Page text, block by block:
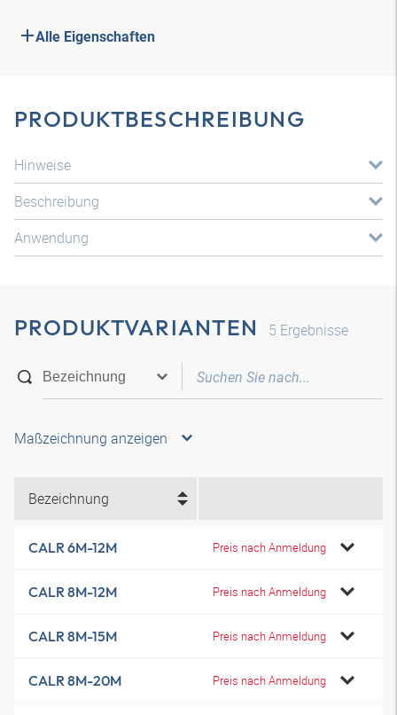
Alle Eigenschaften
PRODUKTBESCHREIBUNG
Hinweise
Beschreibung
Anwendung
PRODUKTVARIANTEN 5 Ergebnisse
Maßzeichnung anzeigen
Bezeichnung
CALR 6M-12M Preis nach Anmeldung
CALR 8M-12M Preis nach Anmeldung
CALR 8M-15M Preis nach Anmeldung
CALR 8M-20M Preis nach Anmeldung